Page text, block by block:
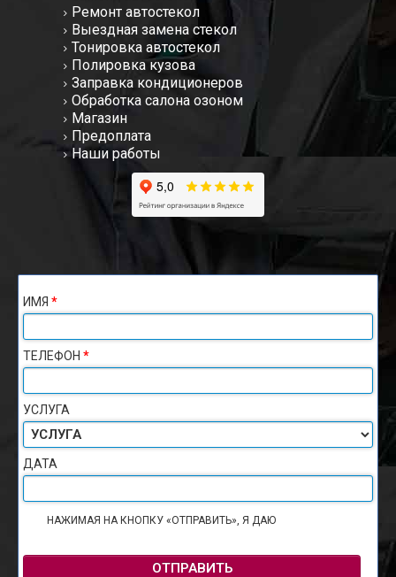
Ремонт автостекол
Выездная замена стекол
Тонировка автостекол
Полировка кузова
Заправка кондиционеров
Обработка салона озоном
Магазин
Предоплата
Наши работы
ИМЯ *
ТЕЛЕФОН *
УСЛУГА
ДАТА
НАЖИМАЯ НА КНОПКУ «ОТПРАВИТЬ», Я ДАЮ
ОТПРАВИТЬ